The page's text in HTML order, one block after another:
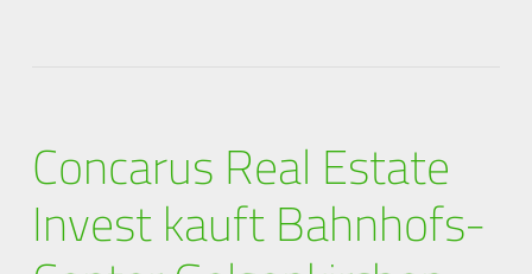
Concarus Real Estate
Invest kauft Bahnhofs-